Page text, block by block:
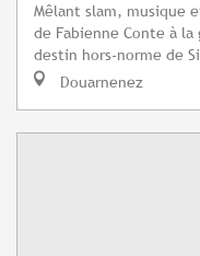
Mêlant slam, musique
de Fabienne Conte à
destin hors-norme de
Douarnenez